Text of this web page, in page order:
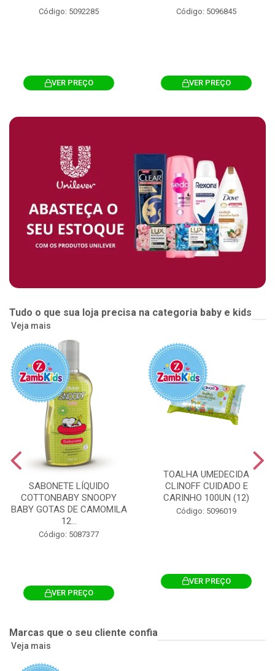
Código: 5092285
VER PREÇO
Código: 5096845
VER PREÇO
Tudo o que sua loja precisa na categoria baby e kids
Veja mais
SABONETE LÍQUIDO
COTTONBABY SNOOPY
BABY GOTAS DE CAMOMILA
12...
Código: 5087377
VER PREÇO
TOALHA UMEDECIDA
CLINOFF CUIDADO E
CARINHO 100UN (12)
Código: 5096019
VER PREÇO
Marcas que o seu cliente confia
Veja mais